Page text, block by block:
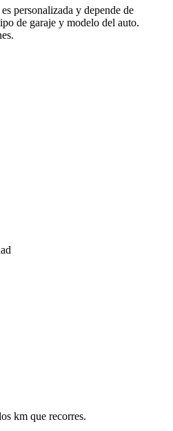
personalizada y depende de
de garaje y modelo del auto.
km que recorres.